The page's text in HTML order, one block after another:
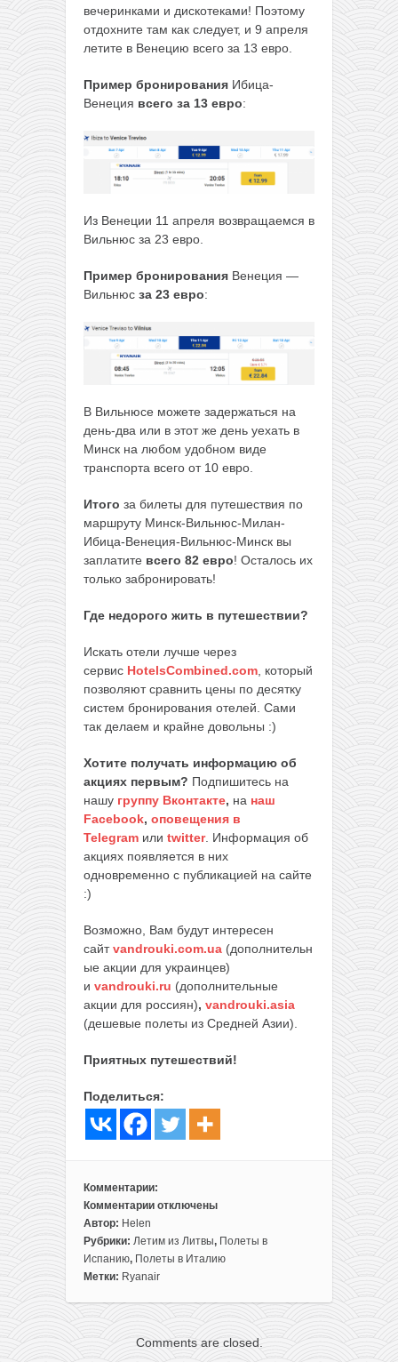
вечеринками и дискотеками! Поэтому
отдохните там как следует, и 9 апреля
летите в Венецию всего за 13 евро.
Пример бронирования Ибица-
Венеция всего за 13 евро:
Из Венеции 11 апреля возвращаемся в
Вильнюс за 23 евро.
Пример бронирования Венеция —
Вильнюс за 23 евро:
В Вильнюсе можете задержаться на
день-два или в этот же день уехать в
Минск на любом удобном виде
транспорта всего от 10 евро.
Итого за билеты для путешествия по
маршруту Минск-Вильнюс-Милан-
Ибица-Венеция-Вильнюс-Минск вы
заплатите всего 82 евро! Осталось их
только забронировать!
Где недорого жить в путешествии?
Искать отели лучше через
сервис HotelsCombined.com, который
позволяют сравнить цены по десятку
систем бронирования отелей. Сами
так делаем и крайне довольны :)
Хотите получать информацию об
акциях первым? Подпишитесь на
нашу группу Вконтакте, на наш
Facebook, оповещения в
Telegram или twitter. Информация об
акциях появляется в них
одновременно с публикацией на сайте
:)
Возможно, Вам будут интересен
сайтvandrouki.com.ua (дополнительн
ые акции для украинцев)
и vandrouki.ru (дополнительные
акции для россиян), vandrouki.asia
(дешевые полеты из Средней Азии).
Приятных путешествий!
Поделиться:
Комментарии:
Комментарии
к
записи
Милан,
Ибица
Венеция
одной
отключены
Автор: Helen
Рубрики: Летим из Литвы, Полеты в
Испанию, Полеты в Италию
Метки: Ryanair
Comments are closed.